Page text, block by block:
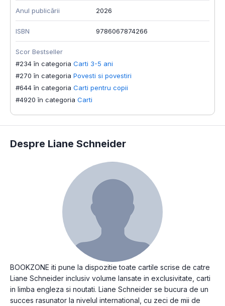
Anul publicării 2026
ISBN 9786067874266
Scor Bestseller
#234 în categoria Carti 3-5 ani
#270 în categoria Povesti si povestiri
#644 în categoria Carti pentru copii
#4920 în categoria Carti
Despre Liane Schneider
BOOKZONE iti pune la dispozitie toate cartile scrise de catre
Liane Schneider inclusiv volume lansate in exclusivitate, carti
in limba engleza si noutati. Liane Schneider se bucura de un
succes rasunator la nivelul international, cu zeci de mii de